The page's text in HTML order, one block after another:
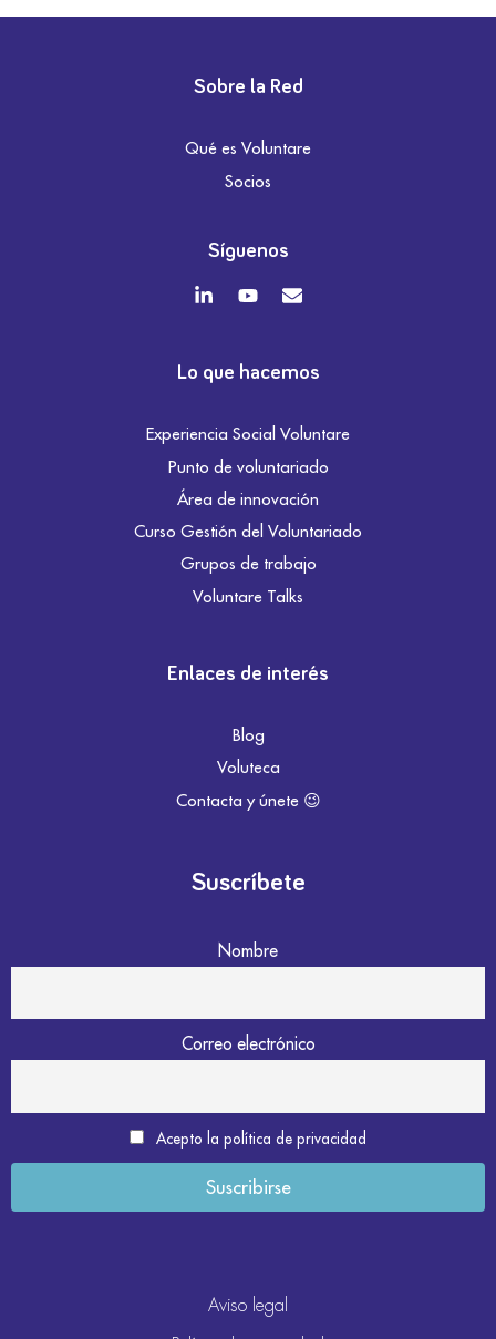
Sobre la Red
Qué es Voluntare
Socios
Síguenos
Lo que hacemos
Experiencia Social Voluntare
Punto de voluntariado
Área de innovación
Curso Gestión del Voluntariado
Grupos de trabajo
Voluntare Talks
Enlaces de interés
Blog
Voluteca
Contacta y únete 😉
Suscríbete
Nombre
Correo electrónico
Acepto la política de privacidad
Aviso legal